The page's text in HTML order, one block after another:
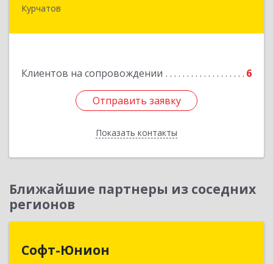
Курчатов
Клиентов на сопровождении 6
Отправить заявку
Показать контакты
Подробнее
Отправить заявку
Назад
Ближайшие партнеры из соседних
регионов
Софт-Юнион